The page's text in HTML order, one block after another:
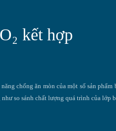
kết hợp
chống ăn mòn của một số sản phẩm
so sánh chất lượng quá trình của lớp